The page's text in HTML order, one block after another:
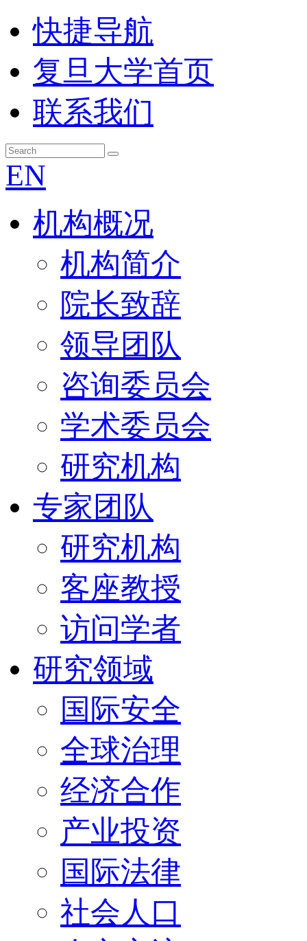
快捷导航
复旦大学首页
联系我们
EN
机构概况
机构简介
院长致辞
领导团队
咨询委员会
学术委员会
研究机构
专家团队
研究机构
客座教授
访问学者
研究领域
国际安全
全球治理
经济合作
产业投资
国际法律
社会人口